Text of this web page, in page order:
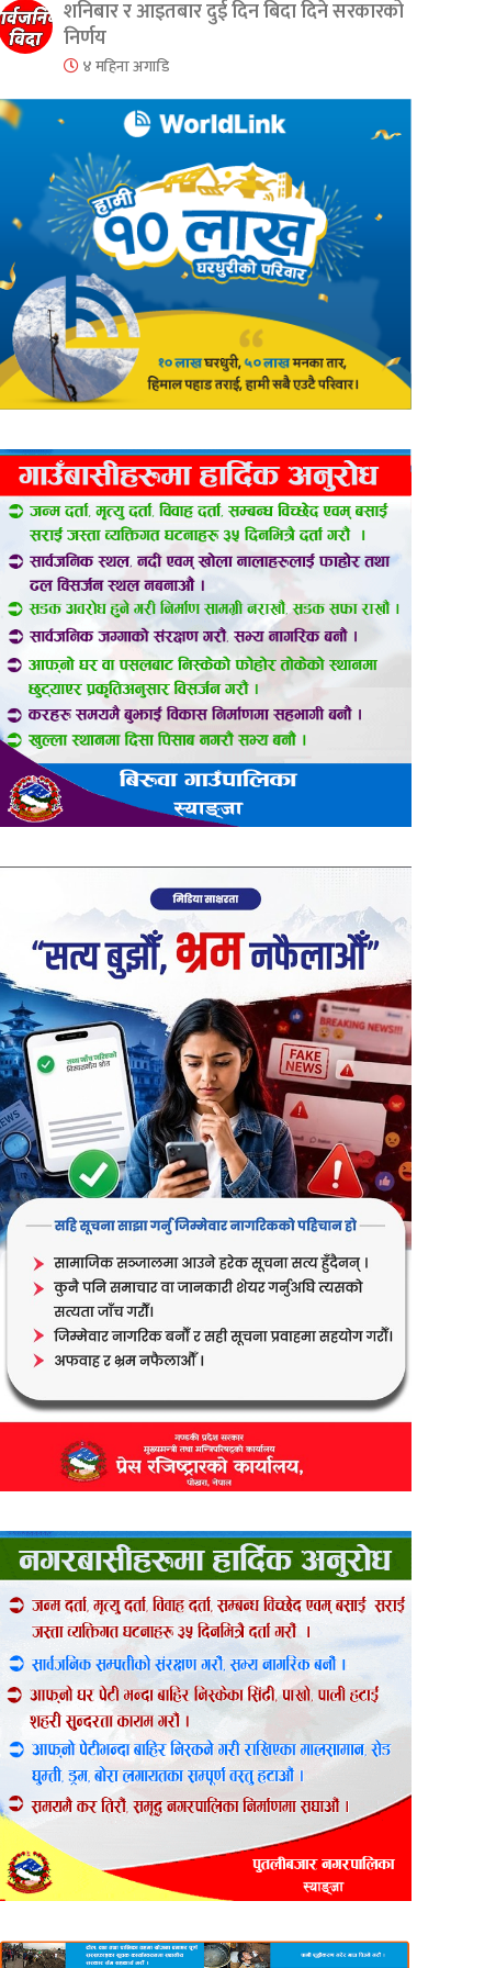
शनिबार र आइतबार दुई दिन बिदा दिने सरकारको
निर्णय
४ महिना अगाडि